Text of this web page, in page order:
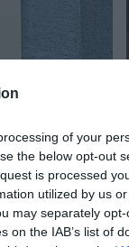
of your
the below opt-out
is processed
utilized by us
may separately
on the IAB’s list of
riasztás az